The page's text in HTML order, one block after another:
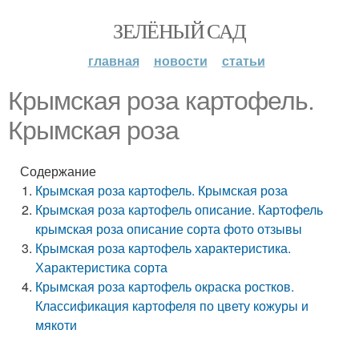
ЗЕЛЁНЫЙ САД
главная новости статьи
Крымская роза картофель.
Крымская роза
Содержание
Крымская роза картофель. Крымская роза
Крымская роза картофель описание. Картофель
крымская роза описание сорта фото отзывы
Крымская роза картофель характеристика.
Характеристика сорта
Крымская роза картофель окраска ростков.
Классификация картофеля по цвету кожуры и
мякоти